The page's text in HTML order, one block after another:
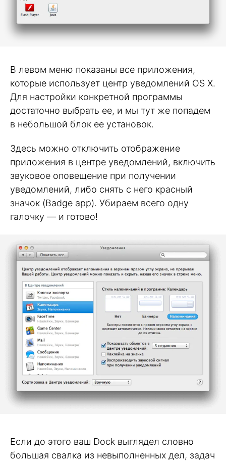
В левом меню показаны все приложения,
которые использует центр уведомлений OS X.
Для настройки конкретной программы
достаточно выбрать ее, и мы тут же попадем
в небольшой блок ее установок.
Здесь можно отключить отображение
приложения в центре уведомлений, включить
звуковое оповещение при получении
уведомлений, либо снять с него красный
значок (Badge app). Убираем всего одну
галочку — и готово!
Если до этого ваш Dock выглядел словно
большая свалка из невыполненных дел, задач